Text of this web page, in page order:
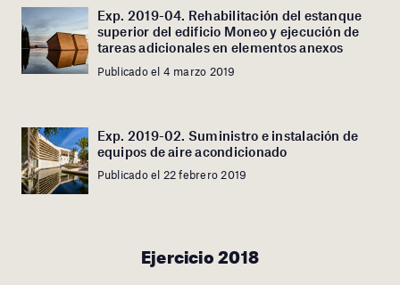
Exp. 2019-04. Rehabilitación del estanque
superior del edificio Moneo y ejecución de
tareas adicionales en elementos anexos
Publicado el 4 marzo 2019
Exp. 2019-02. Suministro e instalación de
equipos de aire acondicionado
Publicado el 22 febrero 2019
Ejercicio 2018